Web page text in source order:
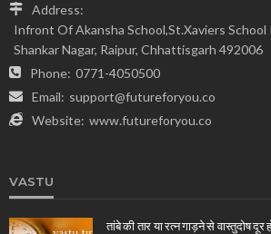
Address:
Infront Of Akansha School,St.Xaviers School
Shankar Nagar, Raipur, Chhattisgarh 492006
Phone: 0771-4050500
Email: support@futureforyou.co
Website: www.futureforyou.co
VASTU
तांबे की तार या रत्न गाड़ने से वास्तुदोष दूर